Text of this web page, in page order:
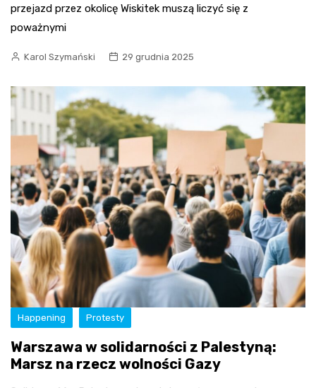
przejazd przez okolicę Wiskitek muszą liczyć się z
poważnymi
Karol Szymański 29 grudnia 2025
Happening Protesty
Warszawa w solidarności z Palestyną:
Marsz na rzecz wolności Gazy